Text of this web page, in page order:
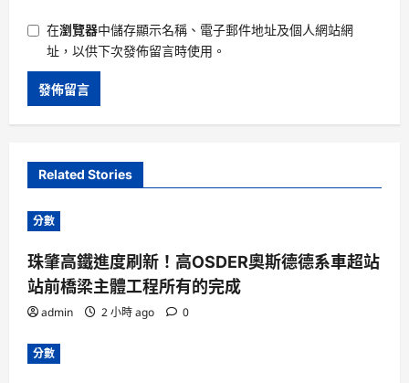
在瀏覽器中儲存顯示名稱、電子郵件地址及個人網站網
址，以供下次發佈留言時使用。
Related Stories
分數
珠肇高鐵進度刷新！高OSDER奧斯德德系車超站
站前橋梁主體工程所有的完成
admin 2 小時 ago 0
分數